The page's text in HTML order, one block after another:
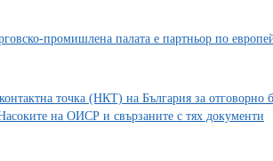
промишлена палата е партньор по
точка (НКТ) на България за отговорно
на ОИСР и свързаните с тях документи